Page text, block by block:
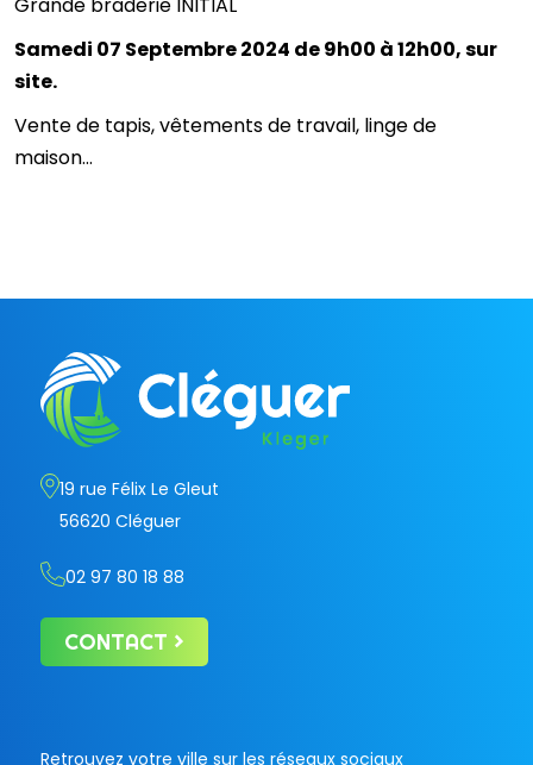
Samedi 07 Septembre 2024 de 9h00 à 12h00, sur
site.
Vente de tapis, vêtements de travail, linge de
maison…
19 rue Félix Le Gleut
56620 Cléguer
02 97 80 18 88
CONTACT
Retrouvez votre ville sur les réseaux sociaux